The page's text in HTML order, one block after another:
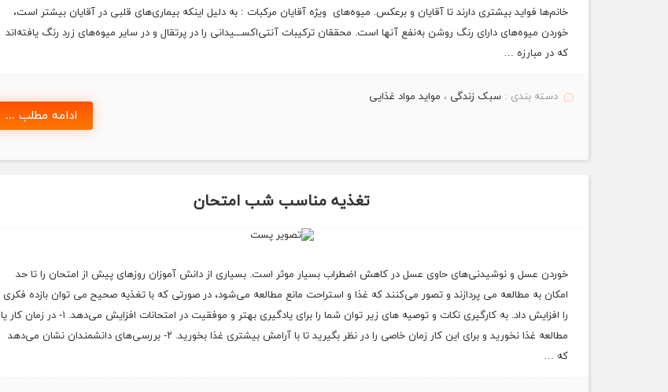
خانم‌ها فواید بیشتری دارند تا آقایان و برعکس. میوه‌های ویژه آقایان مرکبات : به دلیل اینکه بیماری‌های قلبی در آقایان بیشتر است،
خوردن میوه‌های دارای رنگ روشن به‌نفع آنها است. محققان ترکیبات آنتی‌اکســـیدانی را در پرتقال و در سایر میوه‌های زرد رنگ یافته‌اند
که در مبارزه …
دسته بندی :سبک زندگی ، مواید مواد غذایی
ادامه مطلب ...
تغذیه مناسب شب امتحان
خوردن عسل و نوشیدنی‌‌های حاوی عسل در کاهش اضطراب بسیار موثر است. بسیاری از دانش ‌آموزان روزهای پیش از امتحان را تا حد
امکان به مطالعه می ‌پردازند و تصور می‌‌کنند که غذا و استراحت مانع مطالعه می‌شود، در صورتی که با تغذیه صحیح می ‌توان بازده فکری
را افزایش داد. به کارگیری نکات و توصیه ‌های زیر توان شما را برای یادگیری بهتر و موفقیت در امتحانات افزایش می‌دهد. ۱- در زمان کار یا
مطالعه غذا نخورید و برای این کار زمان خاصی را در نظر بگیرید تا با آرامش بیشتری غذا بخورید. ۲- بررسی‌‌های دانشمندان نشان می‌دهد
که …